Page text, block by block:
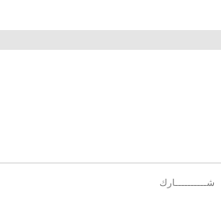
شــــــــــارك